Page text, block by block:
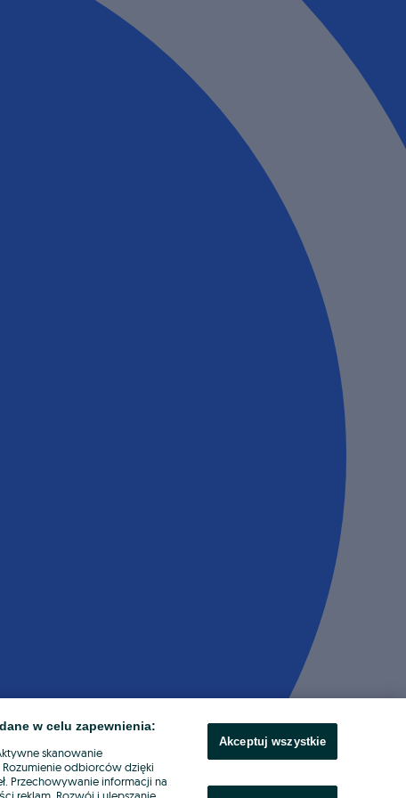
w celu zapewnienia:
skanowanie
odbiorców dzięki
Przechowywanie informacji na
Akceptuj wszystkie